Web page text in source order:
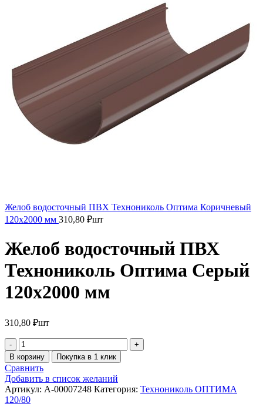
Желоб водосточный ПВХ Технониколь Оптима Коричневый
120х2000 мм 310,80 ₽шт
Желоб водосточный ПВХ
Технониколь Оптима Серый
120х2000 мм
310,80 ₽шт
В корзину Покупка в 1 клик
Сравнить
Добавить в список желаний
Артикул: A-00007248 Категория: Технониколь ОПТИМА
120/80